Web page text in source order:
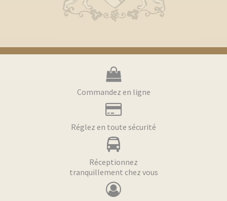
Commandez en ligne
Réglez en toute sécurité
Réceptionnez
tranquillement chez vous